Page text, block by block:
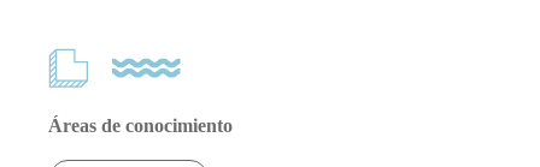
Áreas de conocimiento